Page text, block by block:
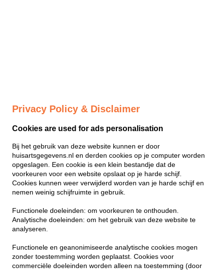
Privacy Policy & Disclaimer
Cookies are used for ads personalisation
Bij het gebruik van deze website kunnen er door
huisartsgegevens.nl en derden cookies op je computer worden
opgeslagen. Een cookie is een klein bestandje dat de
voorkeuren voor een website opslaat op je harde schijf.
Cookies kunnen weer verwijderd worden van je harde schijf en
nemen weinig schijfruimte in gebruik.
Functionele doeleinden: om voorkeuren te onthouden.
Analytische doeleinden: om het gebruik van deze website te
analyseren.
Functionele en geanonimiseerde analytische cookies mogen
zonder toestemming worden geplaatst. Cookies voor
commerciële doeleinden worden alleen na toestemming (door